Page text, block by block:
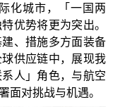
化城市，「一国两
优势将更为突出。
、措施多方面装备
供应链中，展现我
人」角色，与航空
面对挑战与机遇。